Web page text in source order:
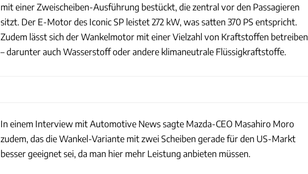
mit einer Zweischeiben-Ausführung bestückt, die zentral vor den Passagieren
sitzt. Der E-Motor des Iconic SP leistet 272 kW, was satten 370 PS entspricht.
Zudem lässt sich der Wankelmotor mit einer Vielzahl von Kraftstoffen betreiben
– darunter auch Wasserstoff oder andere klimaneutrale Flüssigkraftstoffe.
In einem Interview mit Automotive News sagte Mazda-CEO Masahiro Moro
zudem, das die Wankel-Variante mit zwei Scheiben gerade für den US-Markt
besser geeignet sei, da man hier mehr Leistung anbieten müssen.